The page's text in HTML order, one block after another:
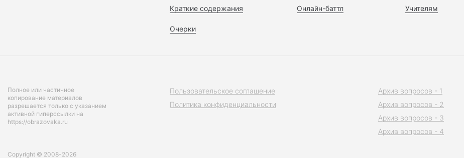
Краткие содержания
Очерки
Онлайн-баттл Учителям
Полное или частичное
копирование материалов
разрешается только с указанием
активной гиперссылки на
https://obrazovaka.ru
Пользовательское соглашение
Политика конфиденциальности
Архив вопросов - 1
Архив вопросов - 2
Архив вопросов - 3
Архив вопросов - 4
Copyright © 2008-2026